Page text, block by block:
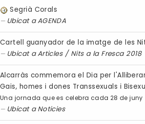
Segrià Corals
Ubicat aAGENDA
Cartell guanyador de la imatge de les
Ubicat aArticles / Nits a la Fresca 2018
Alcarràs commemora el Dia per
Gais, homes i dones Transsexuals i
Una jornada que es celebra cada 28 de juny
Ubicat a Noticies